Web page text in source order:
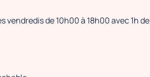
vendredis de 10h00 à 18h00 avec 1h de